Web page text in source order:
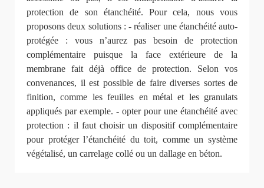
protection de son étanchéité. Pour cela, nous vous
proposons deux solutions : - réaliser une étanchéité auto-
protégée : vous n’aurez pas besoin de protection
complémentaire puisque la face extérieure de la
membrane fait déjà office de protection. Selon vos
convenances, il est possible de faire diverses sortes de
finition, comme les feuilles en métal et les granulats
appliqués par exemple. - opter pour une étanchéité avec
protection : il faut choisir un dispositif complémentaire
pour protéger l’étanchéité du toit, comme un système
végétalisé, un carrelage collé ou un dallage en béton.